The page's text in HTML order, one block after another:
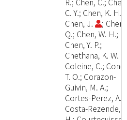
C. Y.; Chen, K. H.;
Chen, J.
; Chen,
Q.; Chen, W. H.;
Chen, Y. P.;
Chethana, K. W.
Coleine, C.;
T. O.; Corazon-
Guivin, M. A.;
Cortes-Perez, A.;
Costa-Rezende,